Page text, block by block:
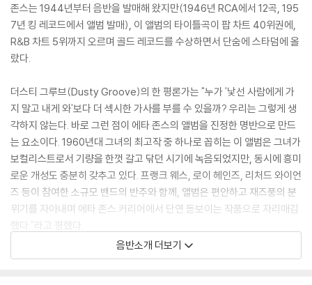
존스는 1944년부터 음반을 발매해 왔지만(1946년 RCA에서 12곡, 195
7년 킹 레코드에서 앨범 발매), 이 앨범의 타이틀곡이 팝 차트 40위권에,
R&B 차트 5위까지 오르며 골드 레코드를 수상하면서 단숨에 스타덤에 올
랐다.
더스티 그루브(Dusty Groove)의 한 평론가는 "누가 '낯선 사람에게 가
지 말고 내게 와'보다 더 섹시한 가사를 부를 수 있을까? 우리는 그렇게 생
각하지 않는다. 바로 그런 점이 에타 존스의 앨범을 진정한 명반으로 만드
는 요소이다. 1960년대 그녀의 최고작 중 하나로 꼽히는 이 앨범은 그녀가
보컬리스트로서 기량을 한껏 갈고 닦던 시기에 녹음되었지만, 동시에 흥미
로운 개성도 충분히 갖추고 있다. 프랭크 웨스, 로이 헤인즈, 리처드 와이언
즈 등이 참여한 소규모 밴드의 반주와 함께, 앨범은 편안하고 재즈풍의 분
위기를 자아내며 에타 존스 커리어에서 단연 돋보이는 작품으로 자리매김
했다."라고 평했다.
다운비트(DownBeat)의 존 티넌은 존스에 대해 "많은 '재즈' 가수 지망생
음반소개 더보기